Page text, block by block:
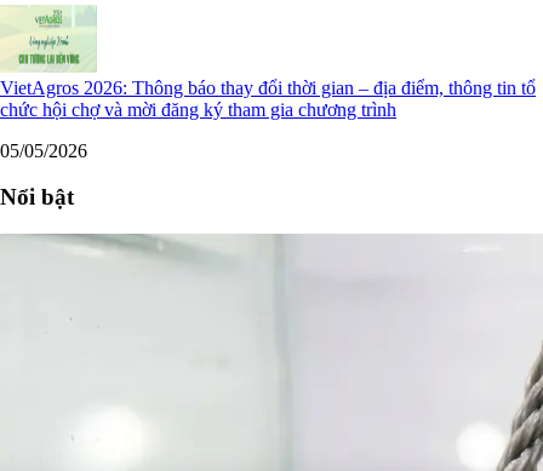
VietAgros 2026: Thông báo thay đổi thời gian – địa điểm, thông tin tổ
chức hội chợ và mời đăng ký tham gia chương trình
05/05/2026
Nổi bật